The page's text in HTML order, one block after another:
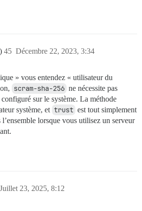
Décembre 22, 2023, 3:34
45
» vous entendez « utilisateur du
scram-sha-256 ne nécessite pas
sur le système. La méthode
système, et trust est tout simplement
lorsque vous utilisez un serveur
Juillet 23, 2025, 8:12